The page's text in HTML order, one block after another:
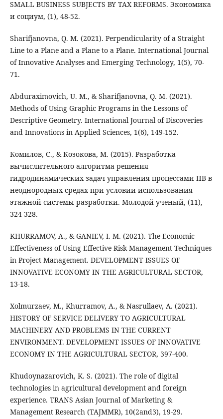
SMALL BUSINESS SUBJECTS BY TAX REFORMS. Экономика
и социум, (1), 48-52.
Sharifjanovna, Q. M. (2021). Perpendicularity of a Straight
Line to a Plane and a Plane to a Plane. International Journal
of Innovative Analyses and Emerging Technology, 1(5), 70-
71.
Abduraximovich, U. M., & Sharifjanovna, Q. M. (2021).
Methods of Using Graphic Programs in the Lessons of
Descriptive Geometry. International Journal of Discoveries
and Innovations in Applied Sciences, 1(6), 149-152.
Комилов, С., & Козокова, М. (2015). Разработка
вычислительного алгоритма решения
гидродинамических задач управления процессами ПВ в
неоднородных средах при условии использования
этажной системы разработки. Молодой ученый, (11),
324-328.
KHURRAMOV, A., & GANIEV, I. M. (2021). The Economic
Effectiveness of Using Effective Risk Management Techniques
in Project Management. DEVELOPMENT ISSUES OF
INNOVATIVE ECONOMY IN THE AGRICULTURAL SECTOR,
13-18.
Xolmurzaev, M., Khurramov, A., & Nasrullaev, A. (2021).
HISTORY OF SERVICE DELIVERY TO AGRICULTURAL
MACHINERY AND PROBLEMS IN THE CURRENT
ENVIRONMENT. DEVELOPMENT ISSUES OF INNOVATIVE
ECONOMY IN THE AGRICULTURAL SECTOR, 397-400.
Khudoynazarovich, K. S. (2021). The role of digital
technologies in agricultural development and foreign
experience. TRANS Asian Journal of Marketing &
Management Research (TAJMMR), 10(2and3), 19-29.